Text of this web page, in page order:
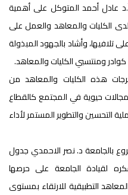
عادل أحمد المتوكل على أهمية
الكليات والمعاهد والعمل على
وأشاد بالجهود المبذولة
ومنتسبي الكليات والمعاهد.
هذه الكليات والمعاهد من
حيوية في المجتمع كالقطاع
التحسين والتطوير المستمر لأداء
بالجامعة د. نصر الاحمدي جدول
لقيادة الجامعة على حرصها
التطبيقية للارتقاء بمستوى